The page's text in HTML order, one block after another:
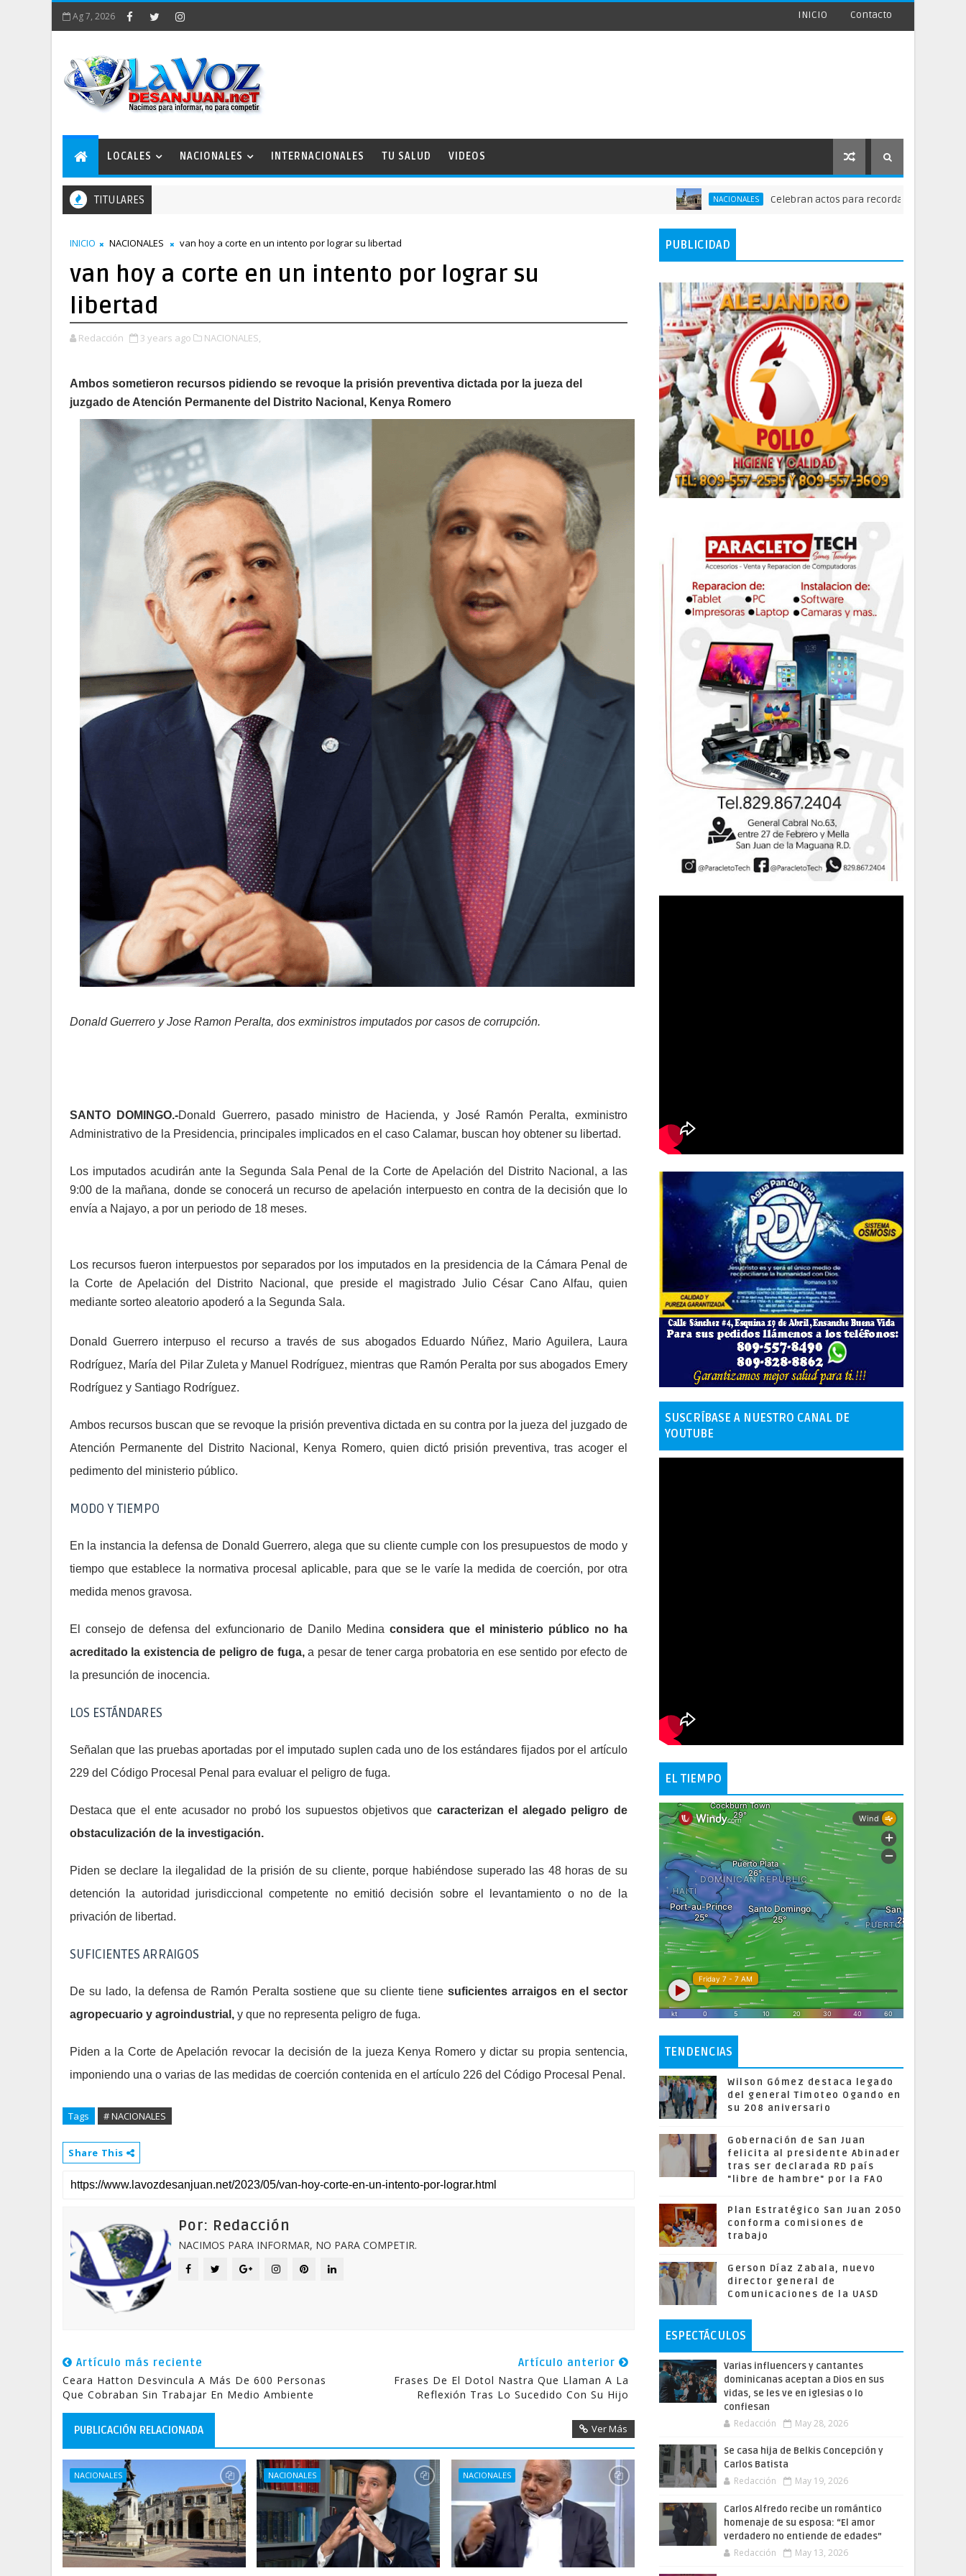
Ag 7, 2026 INICIO Contacto
LOCALES NACIONALES INTERNACIONALES TU SALUD VIDEOS
TITULARES NACIONALES Celebran actos para recordar la fundación de Santo
INICIO NACIONALES van hoy a corte en un intento por lograr su libertad
van hoy a corte en un intento por lograr su
libertad
Redacción 3 years ago NACIONALES,
Ambos sometieron recursos pidiendo se revoque la prisión preventiva dictada por la jueza del
juzgado de Atención Permanente del Distrito Nacional, Kenya Romero
Donald Guerrero y Jose Ramon Peralta, dos exministros imputados por casos de corrupción.
SANTO DOMINGO.-Donald Guerrero, pasado ministro de Hacienda, y José Ramón Peralta, exministro
Administrativo de la Presidencia, principales implicados en el caso Calamar, buscan hoy obtener su libertad.
Los imputados acudirán ante la Segunda Sala Penal de la Corte de Apelación del Distrito Nacional, a las
9:00 de la mañana, donde se conocerá un recurso de apelación interpuesto en contra de la decisión que lo
envía a Najayo, a por un periodo de 18 meses.
Los recursos fueron interpuestos por separados por los imputados en la presidencia de la Cámara Penal de
la Corte de Apelación del Distrito Nacional, que preside el magistrado Julio César Cano Alfau, quien
mediante sorteo aleatorio apoderó a la Segunda Sala.
Donald Guerrero interpuso el recurso a través de sus abogados Eduardo Núñez, Mario Aguilera, Laura
Rodríguez, María del Pilar Zuleta y Manuel Rodríguez, mientras que Ramón Peralta por sus abogados Emery
Rodríguez y Santiago Rodríguez.
Ambos recursos buscan que se revoque la prisión preventiva dictada en su contra por la jueza del juzgado de
Atención Permanente del Distrito Nacional, Kenya Romero, quien dictó prisión preventiva, tras acoger el
pedimento del ministerio público.
MODO Y TIEMPO
En la instancia la defensa de Donald Guerrero, alega que su cliente cumple con los presupuestos de modo y
tiempo que establece la normativa procesal aplicable, para que se le varíe la medida de coerción, por otra
medida menos gravosa.
El consejo de defensa del exfuncionario de Danilo Medina considera que el ministerio público no ha
acreditado la existencia de peligro de fuga,a pesar de tener carga probatoria en ese sentido por efecto de
la presunción de inocencia.
LOS ESTÁNDARES
Señalan que las pruebas aportadas por el imputado suplen cada uno de los estándares fijados por el artículo
229 del Código Procesal Penal para evaluar el peligro de fuga.
Destaca que el ente acusador no probó los supuestos objetivos que caracterizan el alegado peligro de
obstaculización de la investigación.
Piden se declare la ilegalidad de la prisión de su cliente, porque habiéndose superado las 48 horas de su
detención la autoridad jurisdiccional competente no emitió decisión sobre el levantamiento o no de la
privación de libertad.
SUFICIENTES ARRAIGOS
De su lado, la defensa de Ramón Peralta sostiene que su cliente tienesuficientes arraigos en el sector
agropecuario y agroindustrial, y que no representa peligro de fuga.
Piden a la Corte de Apelación revocar la decisión de la jueza Kenya Romero y dictar su propia sentencia,
imponiendo una o varias de las medidas de coerción contenida en el artículo 226 del Código Procesal Penal.
Tags # NACIONALES
Share This
Por: Redacción
NACIMOS PARA INFORMAR, NO PARA COMPETIR.
Artículo más reciente
Ceara Hatton Desvincula A Más De 600 Personas
Que Cobraban Sin Trabajar En Medio Ambiente
Artículo anterior
Frases De El Dotol Nastra Que Llaman A La
Reflexión Tras Lo Sucedido Con Su Hijo
PUBLICACIÓN RELACIONADA Ver Más
NACIONALES NACIONALES NACIONALES
PUBLICIDAD
SUSCRÍBASE A NUESTRO CANAL DE
YOUTUBE
EL TIEMPO
TENDENCIAS
Wilson Gómez destaca legado
del general Timoteo Ogando en
su 208 aniversario
Gobernación de San Juan
felicita al presidente Abinader
tras ser declarada RD país
"libre de hambre" por la FAO
Plan Estratégico San Juan 2050
conforma comisiones de
trabajo
Gerson Díaz Zabala, nuevo
director general de
Comunicaciones de la UASD
ESPECTÁCULOS
Varias influencers y cantantes
dominicanas aceptan a Dios en sus
vidas, se les ve en iglesias o lo
confiesan
Redacción May 28, 2026
Se casa hija de Belkis Concepción y
Carlos Batista
Redacción May 19, 2026
Carlos Alfredo recibe un romántico
homenaje de su esposa: “El amor
verdadero no entiende de edades”
Redacción May 13, 2026